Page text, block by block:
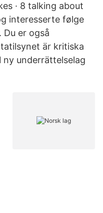
· 8 talking about
interesserte følge
Du er også
är kritiska
underrättelselag